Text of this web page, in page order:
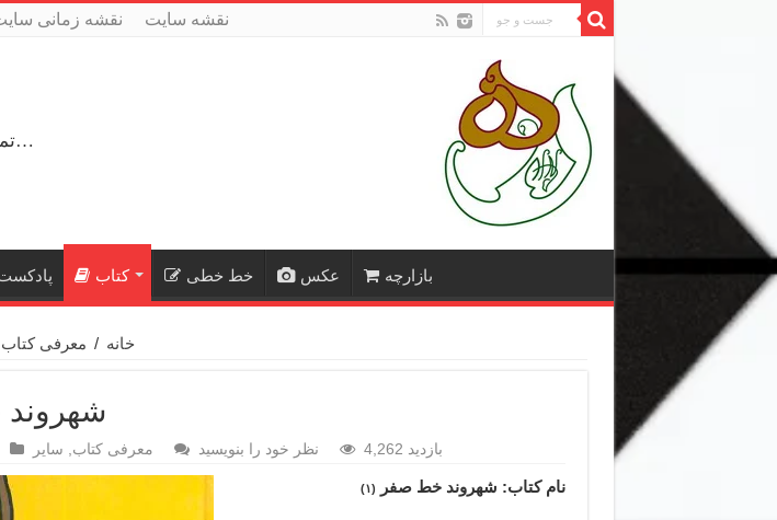
نقشه زمانی نقشه سایت
تمام کوله‌بارم، یک قلم و چند ورق کاغذ، می‌گذرم از هزار و یک راه نرفته…
کتاب خط خطی عکس بازارچه
خانه / معرفی کتاب
معرفی کتاب سایر نظر خود را بنویسید 4,262 بازدید
نام کتاب: شهروند خط صفر (۱)